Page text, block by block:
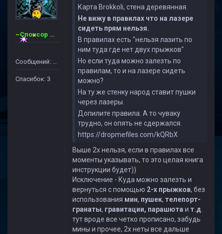
~Спонсор Сервера~ CSDM ©
Сообщений: 16
Спасибок: 3
Карта Brokkoli, стена деревянная.
Не вижу в правилах что на лазере
сидеть прям нельзя.
В правилах есть "нельзя лазить по
ним туда где нет двух прыжков"
Но если туда можно залезть по
правилам, то и на лазере сидеть
можно?
На ту же стенку народ ставит пушки
через лазеры.
Допилите правила. А то чуваку
трудно, он опять не сдержался.
https://dropmefiles.com/kQRbX
Выше 2х нельзя, если в правилах все
моменты указывать, то это целая книга
инструкции будет))
Исключение - Куда можно залезть и
вернуться c помощью 2-х прыжков, без
использования мин, пушек, телепорт-
гранаты, гравитации, парашюта и т.д
тут вроде все четко прописано, забудь
мины и прочее, 2х неты все дальше